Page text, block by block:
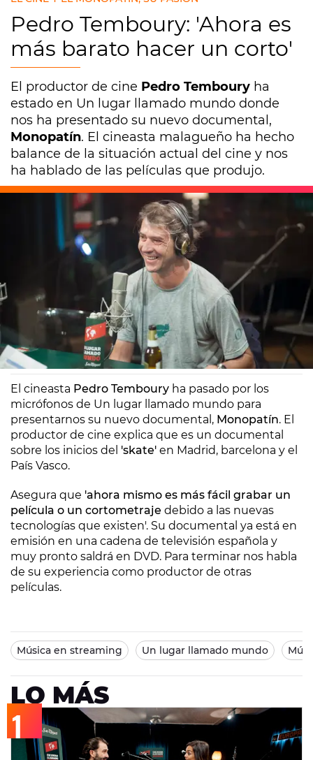
Pedro Temboury: 'Ahora es
más barato hacer un corto'
El productor de cine Pedro Temboury ha
estado en Un lugar llamado mundo donde
nos ha presentado su nuevo documental,
Monopatín. El cineasta malagueño ha hecho
balance de la situación actual del cine y nos
ha hablado de las películas que produjo.
Europa FM
Madrid
18/01/2014 19:57
El cineasta Pedro Temboury ha pasado por los
micrófonos de Un lugar llamado mundo para
presentarnos su nuevo documental, Monopatín. El
productor de cine explica que es un documental
sobre los inicios del 'skate' en Madrid, barcelona y el
País Vasco.
Asegura que 'ahora mismo es más fácil grabar un
película o un cortometraje debido a las nuevas
tecnologías que existen'. Su documental ya está en
emisión en una cadena de televisión española y
muy pronto saldrá en DVD. Para terminar nos habla
de su experiencia como productor de otras
películas.
Música en streaming Un lugar llamado mundo
LO MÁS